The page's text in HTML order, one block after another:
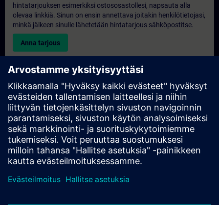
hintatarjouksen esimerkiksi ostososastollesi, napsauta alla
olevaa linkkiä. Sinun on ensin annettava joitakin henkilötietojasi,
minkä jälkeen sinulle lähetetään hintatarjous sähköpostitse.
Anna tarjous
Yksinomainen koulutustiedustelu
Täytä alla oleva kyselylomake, jos haluat tarjouksen
yksinoikeudella järjestettävästä koulutuksesta joko paikan
päällä, virtuaalisesti tai SITRAIN-koulutuskeskuksessamme.
Tämäntyyppinen pyyntö sopii suuremmille ryhmille (vähintään 6
henkilöä). Kun olet antanut yhteystietosi ja koulutustarpeesi,
saat meiltä tarjouksen.
Pyydä yksinoikeudella tarjous